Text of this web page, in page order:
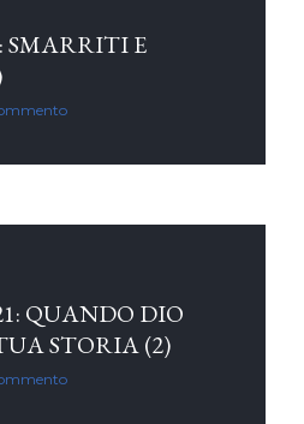
SMARRITI E
QUANDO DIO
STORIA (2)